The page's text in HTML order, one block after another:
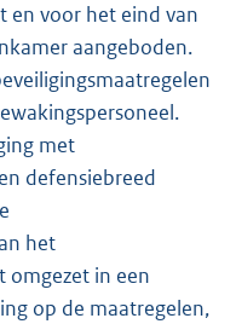
en voor het eind van
aangeboden.
met
defensiebreed
het
omgezet in een
op de maatregelen,